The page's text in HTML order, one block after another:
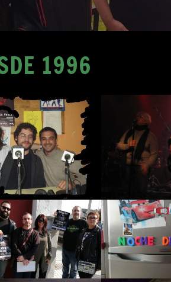
1996